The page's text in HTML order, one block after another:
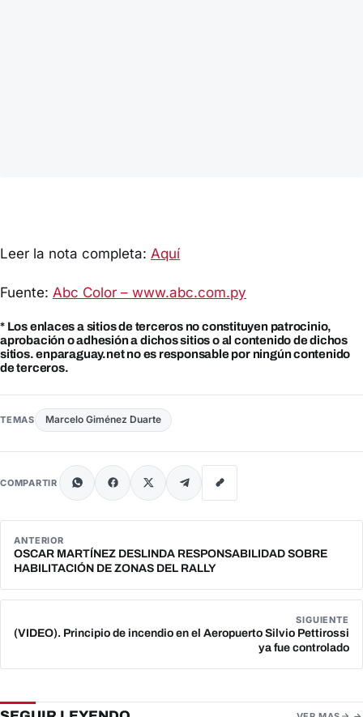
Leer la nota completa: Aquí
Fuente: Abc Color – www.abc.com.py
* Los enlaces a sitios de terceros no constituyen patrocinio,
aprobación o adhesión a dichos sitios o al contenido de dichos
sitios. enparaguay.net no es responsable por ningún contenido
de terceros.
TEMAS Marcelo Giménez Duarte
COMPARTIR
ANTERIOR
OSCAR MARTÍNEZ DESLINDA RESPONSABILIDAD SOBRE
HABILITACIÓN DE ZONAS DEL RALLY
SIGUIENTE
(VIDEO). Principio de incendio en el Aeropuerto Silvio Pettirossi
ya fue controlado